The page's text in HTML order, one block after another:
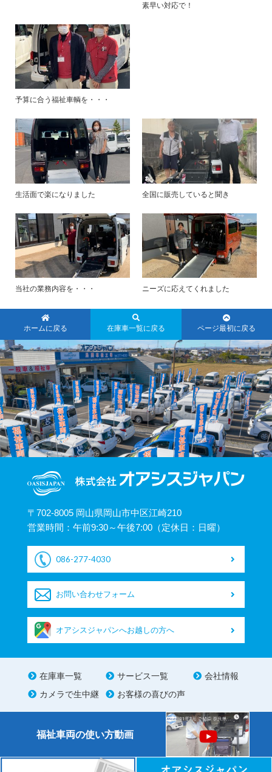
素早い対応で！
予算に合う福祉車輌を・・・
生活面で楽になりました 全国に販売していると聞き
当社の業務内容を・・・ ニーズに応えてくれました
ホームに戻る 在庫車一覧に戻る ページ最初に戻る
〒702-8005 岡山県岡山市中区江崎210
営業時間：午前9:30～午後7:00（定休日：日曜）
086-277-4030
お問い合わせフォーム
オアシスジャパンへお越しの方へ
在庫車一覧 サービス一覧
会社情報
カメラで生中継
お客様の喜びの声
福祉車両の使い方動画